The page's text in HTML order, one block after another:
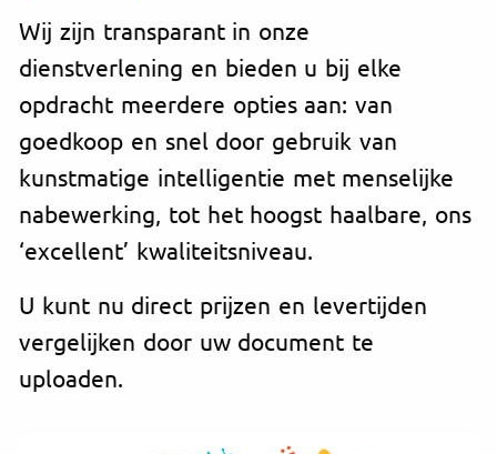
Wij zijn transparant in onze
dienstverlening en bieden u bij elke
opdracht meerdere opties aan: van
goedkoop en snel door gebruik van
kunstmatige intelligentie met menselijke
nabewerking, tot het hoogst haalbare, ons
‘excellent’ kwaliteitsniveau.
U kunt nu direct prijzen en levertijden
vergelijken door uw document te
uploaden.